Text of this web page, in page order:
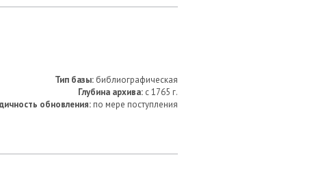
Тип базы: библиографическая
Глубина архива: с 1765 г.
обновления: по мере поступления